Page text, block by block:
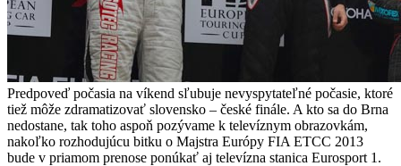
Predpoveď počasia na víkend sľubuje nevyspytateľné počasie, ktoré
tiež môže zdramatizovať slovensko – české finále. A kto sa do Brna
nedostane, tak toho aspoň pozývame k televíznym obrazovkám,
nakoľko rozhodujúcu bitku o Majstra Európy FIA ETCC 2013
bude v priamom prenose ponúkať aj televízna stanica Eurosport 1.